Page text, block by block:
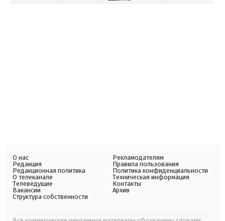
О нас
Редакция
Редакционная политика
О телеканале
Телеведущие
Вакансии
Структура собственности
Рекламодателям
Правила пользования
Политика конфиденциальности
Техническая информация
Контакты
Архив